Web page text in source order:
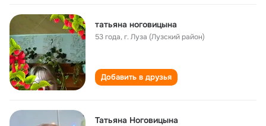
татьяна ноговицына
53 года,г. Луза (Лузский район)
Добавить в друзья
Татьяна Ноговицына